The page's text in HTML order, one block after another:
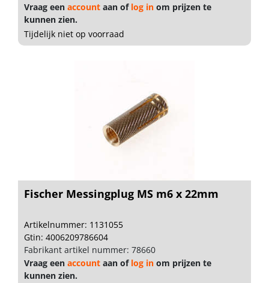
Vraag een account aan of log in om prijzen te
kunnen zien.
Tijdelijk niet op voorraad
Fischer Messingplug MS m6 x 22mm
Artikelnummer: 1131055
Gtin: 4006209786604
Fabrikant artikel nummer: 78660
Vraag een account aan of log in om prijzen te
kunnen zien.